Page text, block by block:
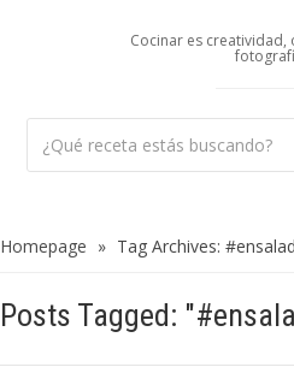
Cocinar es creatividad,
Homepage » Tag Archives:
Posts Tagged: